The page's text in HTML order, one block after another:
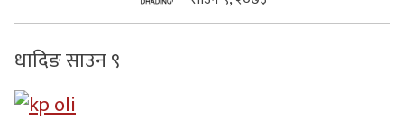
सुचनाहरु
स्वास्थ्य
भिडियो
धादिङ साउन ९